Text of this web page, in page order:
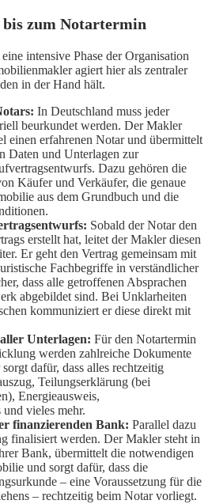
zum Notartermin
intensive Phase der Organisation
agiert hier als zentraler
in der Hand hält.
In Deutschland muss jeder
beurkundet werden. Der Makler
einen erfahrenen Notar und übermittelt
Daten und Unterlagen zur
Dazu gehören die
Käufer und Verkäufer, die genaue
aus dem Grundbuch und die
Sobald der Notar den
erstellt hat, leitet der Makler diesen
Er geht den Vertrag gemeinsam mit
Fachbegriffe in verständlicher
dass alle getroffenen Absprachen
abgebildet sind. Bei Unklarheiten
kommuniziert er diese direkt mit
Unterlagen: Für den Notartermin
werden zahlreiche Dokumente
dafür, dass alles rechtzeitig
Teilungserklärung (bei
Energieausweis,
vieles mehr.
finanzierenden Bank: Parallel dazu
finalisiert werden. Der Makler steht in
Bank, übermittelt die notwendigen
und sorgt dafür, dass die
– eine Voraussetzung für die
– rechtzeitig beim Notar vorliegt.